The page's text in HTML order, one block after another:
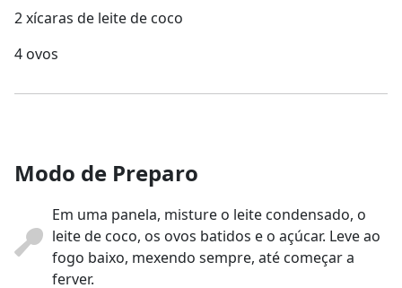
2 xícaras de leite de coco
4 ovos
Modo de Preparo
Em uma panela, misture o leite condensado, o
leite de coco, os ovos batidos e o açúcar. Leve ao
fogo baixo, mexendo sempre, até começar a
ferver.